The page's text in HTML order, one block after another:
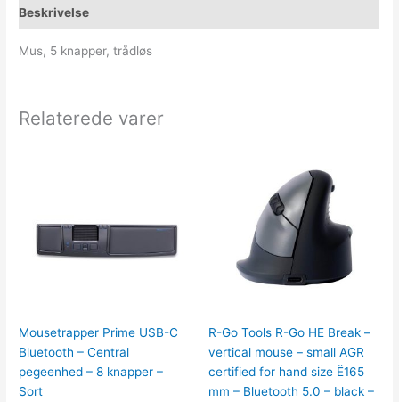
Beskrivelse
Mus, 5 knapper, trådløs
Relaterede varer
Mousetrapper Prime USB-C
Bluetooth – Central
pegeenhed – 8 knapper –
Sort
R-Go Tools R-Go HE Break –
vertical mouse – small AGR
certified for hand size Ë165
mm – Bluetooth 5.0 – black –